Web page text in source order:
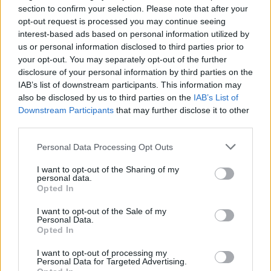
section to confirm your selection. Please note that after your
opt-out request is processed you may continue seeing
interest-based ads based on personal information utilized by
us or personal information disclosed to third parties prior to
your opt-out. You may separately opt-out of the further
disclosure of your personal information by third parties on the
IAB’s list of downstream participants. This information may
also be disclosed by us to third parties on the IAB’s List of
Downstream Participants that may further disclose it to other
Personal Data Processing Opt Outs
I want to opt-out of the Sharing of my
personal data.
Opted In
I want to opt-out of the Sale of my
Personal Data.
Opted In
I want to opt-out of processing my
Personal Data for Targeted Advertising.
αφαίρεση (απογύμνωση) της κιρσοκήλης
Είναι η οριστική θεραπεία σε σοβαρές
περιπτώσεις. Άλλες φλέβες αντισταθμίζουν
τη ροή του αίματος.
Η μη χειρουργική φροντίδα για θρομβοφλεβίτιδα
μπορεί να περιλαμβάνει:
Σε περίπτωση επιφανειακής
θρομβοφλεβίτιδας ο γιατρός σας θα σας
συστήσει να είστε όρθιοι και δραστήριοι
εξέτασηγια να βεβαιωθείτε ότι δεν έχει
δημιουργηθεί κάποιος θρόμβος αίματος.
θρομβοφλεβίτιδα μπορεί να χρειαστούν
νοσηλεία. Η
ανύψωση του προσβεβλημένου άκρου
είναι απαραίτητα. Ο γιατρός θα